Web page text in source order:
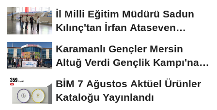
Toplantısı Gerçekleştirildi
İl Milli Eğitim Müdürü Sadun
Kılınç'tan İrfan Ataseven
Karamanlı Gençler Mersin
Altuğ Verdi Gençlik Kampı'na
Uğurlandı
BİM 7 Ağustos Aktüel Ürünler
Kataloğu Yayınlandı